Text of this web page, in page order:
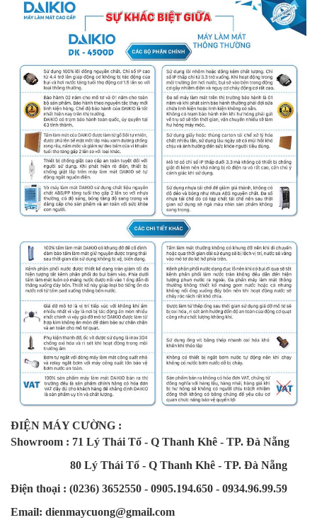
ĐIỆN MÁY CƯỜNG :
Showroom : 71 Lý Thái Tổ - Q Thanh Khê - TP. Đà Nẵng
80 Lý Thái Tổ - Q Thanh Khê - TP. Đà Nẵng
Điện thoại : (0236) 3652550 - 0905.194.650 - 0934.96.99.59
Email: dienmaycuong@gmail.com